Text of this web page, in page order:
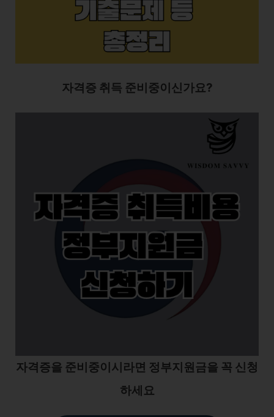
자격증 취득 준비중이신가요?
자격증을 준비중이시라면 정부지원금을 꼭 신청
하세요